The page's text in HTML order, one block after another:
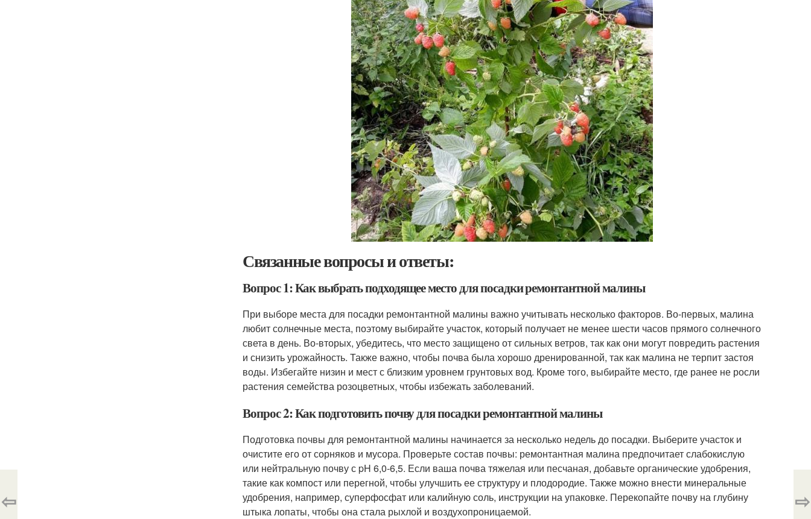
Связанные вопросы и ответы:
Вопрос 1: Как выбрать подходящее место для посадки ремонтантной малины
При выборе места для посадки ремонтантной малины важно учитывать несколько факторов. Во-первых, малина
любит солнечные места, поэтому выбирайте участок, который получает не менее шести часов прямого солнечного
света в день. Во-вторых, убедитесь, что место защищено от сильных ветров, так как они могут повредить растения
и снизить урожайность. Также важно, чтобы почва была хорошо дренированной, так как малина не терпит застоя
воды. Избегайте низин и мест с близким уровнем грунтовых вод. Кроме того, выбирайте место, где ранее не росли
растения семейства розоцветных, чтобы избежать заболеваний.
Вопрос 2: Как подготовить почву для посадки ремонтантной малины
Подготовка почвы для ремонтантной малины начинается за несколько недель до посадки. Выберите участок и
очистите его от сорняков и мусора. Проверьте состав почвы: ремонтантная малина предпочитает слабокислую
или нейтральную почву с pH 6,0-6,5. Если ваша почва тяжелая или песчаная, добавьте органические удобрения,
такие как компост или перегной, чтобы улучшить ее структуру и плодородие. Также можно внести минеральные
удобрения, например, суперфосфат или калийную соль, инструкции на упаковке. Перекопайте почву на глубину
штыка лопаты, чтобы она стала рыхлой и воздухопроницаемой.
⇦ ⇨